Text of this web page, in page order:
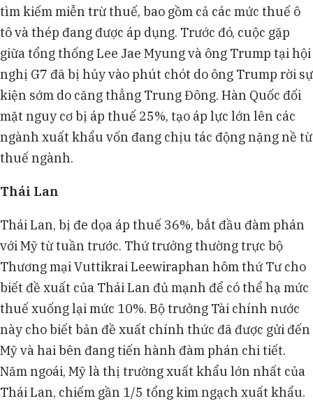
tìm kiếm miễn trừ thuế, bao gồm cả các mức thuế ô
tô và thép đang được áp dụng. Trước đó, cuộc gặp
giữa tổng thống Lee Jae Myung và ông Trump tại hội
nghị G7 đã bị hủy vào phút chót do ông Trump rời sự
kiện sớm do căng thẳng Trung Đông. Hàn Quốc đối
mặt nguy cơ bị áp thuế 25%, tạo áp lực lớn lên các
ngành xuất khẩu vốn đang chịu tác động nặng nề từ
thuế ngành.
Thái Lan
Thái Lan, bị đe dọa áp thuế 36%, bắt đầu đàm phán
với Mỹ từ tuần trước. Thứ trưởng thường trực bộ
Thương mại Vuttikrai Leewiraphan hôm thứ Tư cho
biết đề xuất của Thái Lan đủ mạnh để có thể hạ mức
thuế xuống lại mức 10%. Bộ trưởng Tài chính nước
này cho biết bản đề xuất chính thức đã được gửi đến
Mỹ và hai bên đang tiến hành đàm phán chi tiết.
Năm ngoái, Mỹ là thị trường xuất khẩu lớn nhất của
Thái Lan, chiếm gần 1/5 tổng kim ngạch xuất khẩu.